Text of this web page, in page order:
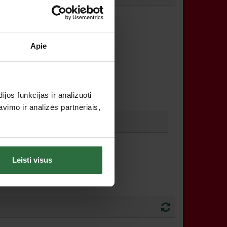
Apie
funkcijas ir analizuoti
ir analizės partneriais,
Leisti visus